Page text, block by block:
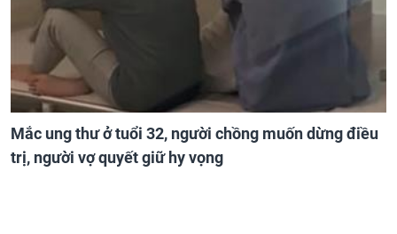
Mắc ung thư ở tuổi 32, người chồng muốn dừng điều
trị, người vợ quyết giữ hy vọng